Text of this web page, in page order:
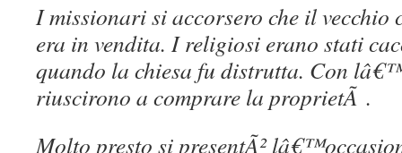
I missionari si accorsero che il vecchio
era in vendita. I religiosi erano stati
quando la chiesa fu distrutta. Con
riuscirono a comprare la proprietÃ .
Molto presto si presentÃ²